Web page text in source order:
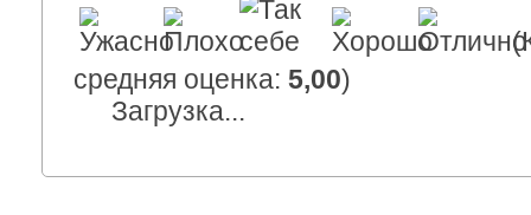
средняя оценка: 5,00)
Загрузка...